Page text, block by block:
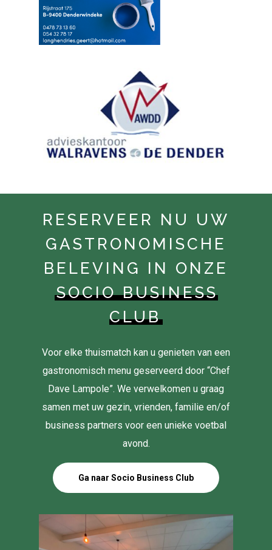
RESERVEER NU UW
GASTRONOMISCHE
BELEVING IN ONZE
SOCIO BUSINESS
CLUB
Voor elke thuismatch kan u genieten van een
gastronomisch menu geserveerd door “Chef
Dave Lampole”. We verwelkomen u graag
samen met uw gezin, vrienden, familie en/of
business partners voor een unieke voetbal
avond.
Ga naar Socio Business Club